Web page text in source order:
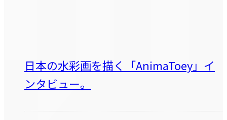
日本の水彩画を描く「AnimaToey」イ
ンタビュー。